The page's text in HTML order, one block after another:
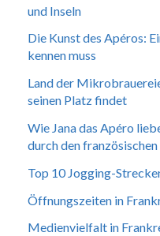
und Inseln
Die Kunst des Apéros:
kennen muss
Land der
seinen Platz findet
Wie Jana das Apéro
durch den
Top 10 Jogging-
Öffnungszeiten in
Medienvielfalt in